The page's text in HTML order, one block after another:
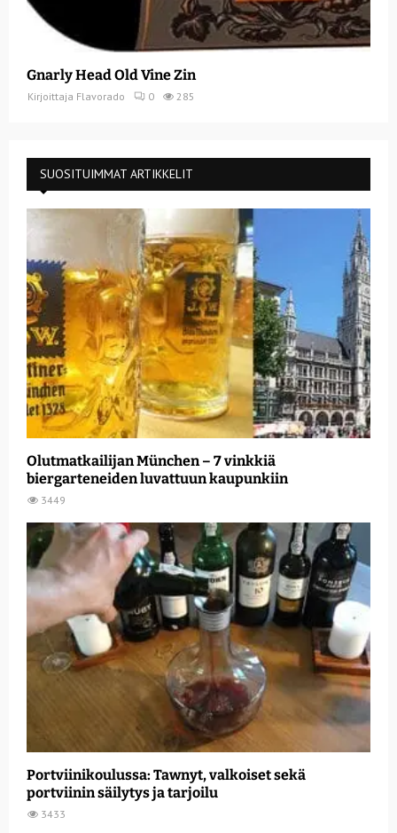
Gnarly Head Old Vine Zin
Kirjoittaja Flavorado 0 285
SUOSITUIMMAT ARTIKKELIT
Olutmatkailijan München – 7 vinkkiä
biergarteneiden luvattuun kaupunkiin
3449
Portviinikoulussa: Tawnyt, valkoiset sekä
portviinin säilytys ja tarjoilu
3433